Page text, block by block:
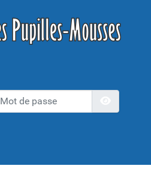
Mot de passe